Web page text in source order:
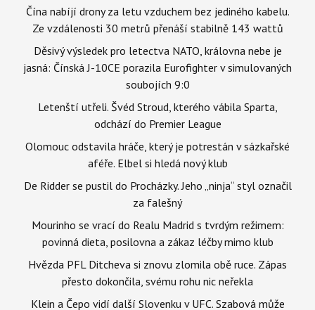
Čína nabíjí drony za letu vzduchem bez jediného kabelu.
Ze vzdálenosti 30 metrů přenáší stabilně 143 wattů
Děsivý výsledek pro letectva NATO, královna nebe je
jasná: Čínská J-10CE porazila Eurofighter v simulovaných
soubojích 9:0
Letenští utřeli. Švéd Stroud, kterého vábila Sparta,
odchází do Premier League
Olomouc odstavila hráče, který je potrestán v sázkařské
aféře. Elbel si hledá nový klub
De Ridder se pustil do Procházky. Jeho „ninja“ styl označil
za falešný
Mourinho se vrací do Realu Madrid s tvrdým režimem:
povinná dieta, posilovna a zákaz léčby mimo klub
Hvězda PFL Ditcheva si znovu zlomila obě ruce. Zápas
přesto dokončila, svému rohu nic neřekla
Klein a Čepo vidí další Slovenku v UFC. Szabová může